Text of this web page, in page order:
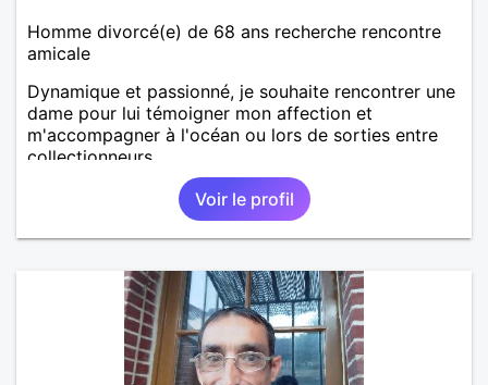
Homme divorcé(e) de 68 ans recherche rencontre
amicale
Dynamique et passionné, je souhaite rencontrer une
dame pour lui témoigner mon affection et
m'accompagner à l'océan ou lors de sorties entre
collectionneurs.
Voir le profil